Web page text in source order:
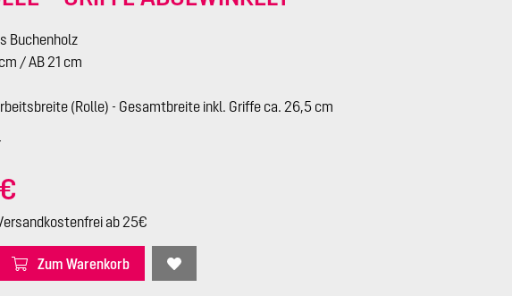
Buchenholz
/ AB 21 cm
(Rolle) - Gesamtbreite inkl. Griffe ca. 26,5 cm
ab 25€
Zum Warenkorb